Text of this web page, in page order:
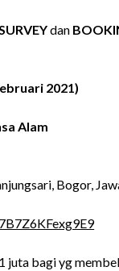
dan
2021)
Alam
Bogor,
juta bagi yg